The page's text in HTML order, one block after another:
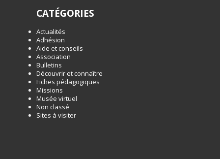
CATÉGORIES
Actualités
Adhésion
Aide et conseils
Association
Bulletins
Découvrir et connaître
Fiches pédagogiques
Missions
Musée virtuel
Non classé
Sites à visiter